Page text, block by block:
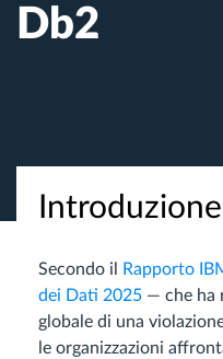
Db2
Introduzione
Secondo il
Rapporto
dei Dati 2025 — che ha
globale di una
le organizzazioni